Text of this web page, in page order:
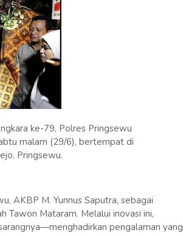
ke-79, Polres Pringsewu
malam (29/6), bertempat di
Pringsewu.
AKBP M. Yunnus Saputra, sebagai
Tawon Mataram. Melalui inovasi ini,
pengalaman yang